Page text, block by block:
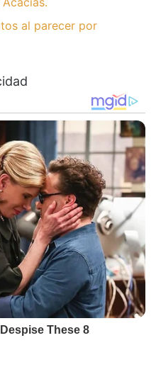
al parecer por